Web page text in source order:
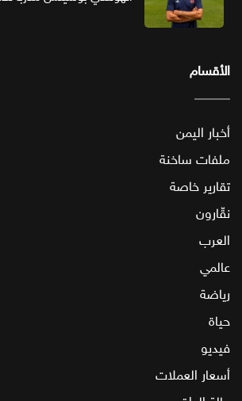
الأقسام
أخبار اليمن
ملفات ساخنة
تقارير خاصة
نقّارون
العرب
عالمي
رياضة
حياة
فيديو
أسعار العملات